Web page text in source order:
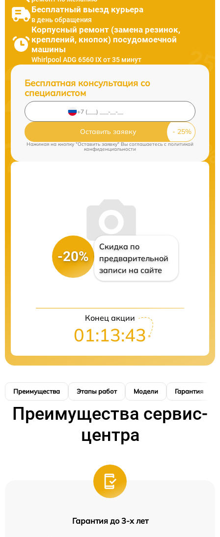
Бесплатный выезд курьера
в день обращения
Корпусный ремонт (замена резинок,
креплений, кнопок) посудомоечной
машины
Whirlpool ADG 6560 IX от 35 минут
Бесплатная консультация со
специалистом
Оставить заявку
Нажимая на кнопку "Оставить заявку" Вы соглашаетесь c политикой
конфиденциальности
-20%
Скидка по
предварительной
записи на сайте
Конец акции
01:13:42
Преимущества Этапы работ Модели Гарантия
Преимущества сервис-
центра
Гарантия до 3-х лет